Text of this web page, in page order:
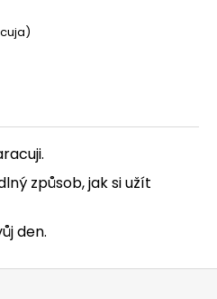
způsob, jak si užít
den.